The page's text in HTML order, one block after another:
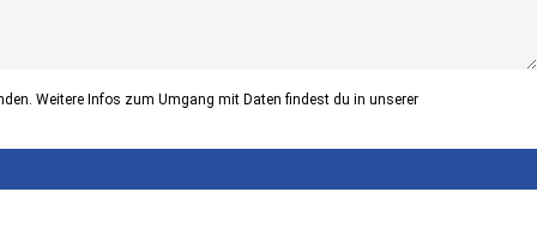
Weitere Infos zum Umgang mit Daten findest du in unserer